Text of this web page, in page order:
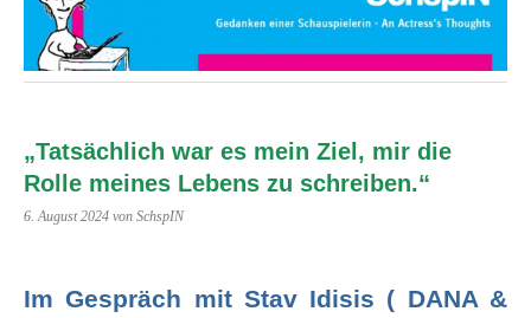
„Tatsächlich war es mein Ziel, mir die
Rolle meines Lebens zu schreiben.“
6. August 2024 von SchspIN
Im Gespräch mit Stav Idisis ( DANA &